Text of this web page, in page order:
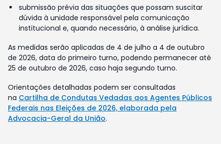
submissão prévia das situações que possam suscitar
dúvida à unidade responsável pela comunicação
institucional e, quando necessário, à análise jurídica.
As medidas serão aplicadas de 4 de julho a 4 de outubro
de 2026, data do primeiro turno, podendo permanecer até
25 de outubro de 2026, caso haja segundo turno.
Orientações detalhadas podem ser consultadas
na Cartilha de Condutas Vedadas aos Agentes Públicos
Federais nas Eleições de 2026, elaborada pela
Advocacia-Geral da União.